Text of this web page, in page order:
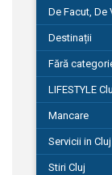
De Facut, De
Destinații
Fără
LIFESTYLE
Mancare
Servicii in Cluj
Stiri Cluj